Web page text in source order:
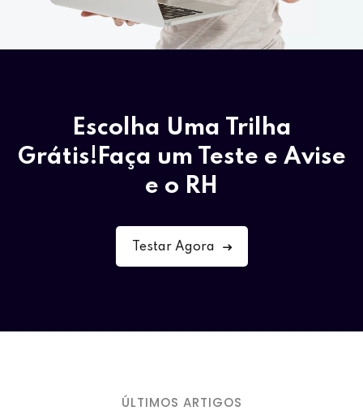
Escolha Uma Trilha
Grátis!Faça um Teste e Avise
e o RH
Testar Agora
ÚLTIMOS ARTIGOS